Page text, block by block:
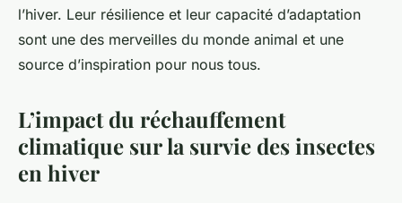
l’hiver. Leur résilience et leur capacité d’adaptation
sont une des merveilles du monde animal et une
source d’inspiration pour nous tous.
L’impact du réchauffement
climatique sur la survie des insectes
en hiver